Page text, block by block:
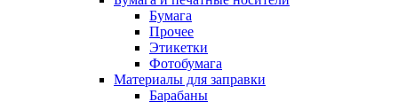
Бумага
Прочее
Этикетки
Фотобумага
Материалы для заправки
Барабаны